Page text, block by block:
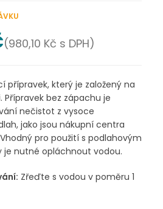
(980,10 Kč s DPH)
přípravek, který je založený na
Přípravek bez zápachu je
nečistot z vysoce
jako jsou nákupní centra
pro použití s podlahovým
je nutné opláchnout vodou.
Zřeďte s vodou v poměru 1